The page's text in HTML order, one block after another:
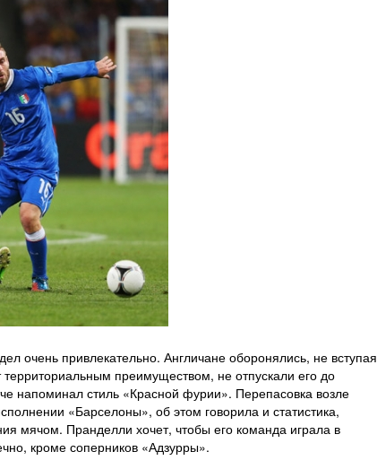
очень привлекательно. Англичане оборонялись, не вступая
преимуществом, не отпускали его до
напоминал стиль «Красной фурии». Перепасовка возле
«Барселоны», об этом говорила и статистика,
мячом. Пранделли хочет, чтобы его команда играла в
кроме соперников «Адзурры».